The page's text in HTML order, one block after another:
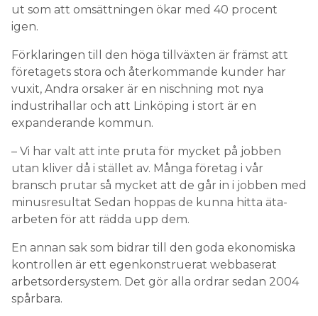
ut som att omsättningen ökar med 40 procent
igen.
Förklaringen till den höga tillväxten är främst att
företagets stora och återkommande kunder har
vuxit, Andra orsaker är en nischning mot nya
industrihallar och att Linköping i stort är en
expanderande kommun.
– Vi har valt att inte pruta för mycket på jobben
utan kliver då i stället av. Många företag i vår
bransch prutar så mycket att de går in i jobben med
minusresultat Sedan hoppas de kunna hitta äta-
arbeten för att rädda upp dem.
En annan sak som bidrar till den goda ekonomiska
kontrollen är ett egenkonstruerat webbaserat
arbetsordersystem. Det gör alla ordrar sedan 2004
spårbara.